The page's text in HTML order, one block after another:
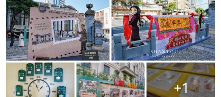
+1